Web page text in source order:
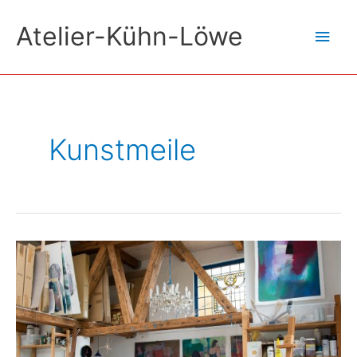
Inhalt
springen
Atelier-Kühn-Löwe
Kunstmeile